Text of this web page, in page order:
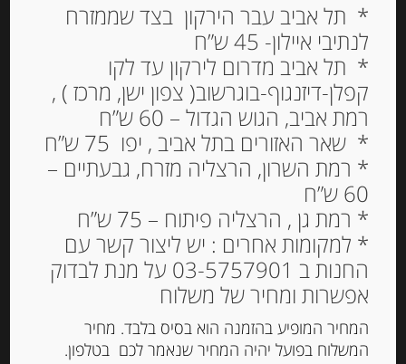
נקטר מנגו צרפתי, 250 מ”ל
* תל אביב עבר הירקון בצד שממזרח
לנתיבי איילון- 45 ש”ח
* תל אביב מדרום לירקון עד לקו
קפלן-דיזנגוף-בוגרשוב( צפון ישן, מרכז ) ,
רמת אביב, הגוש הגדול – 60 ש”ח
* שאר האזורים בתל אביב , יפו 75 ש”ח
* רמת השרון, הרצליה מזרח, גבעתיים –
60 ש”ח
* רמת גן , הרצליה פיתוח – 75 ש”ח
* למקומות אחרים : יש ליצור קשר עם
החנות ב 03-5757901 על מנת לבדוק
אפשרות ומחיר של משלוח
המחיר המופיע בהזמנה הוא בסיס בלבד. מחיר
המשלוח בפועל יהיה המחיר שנאמר לכם בטלפון.